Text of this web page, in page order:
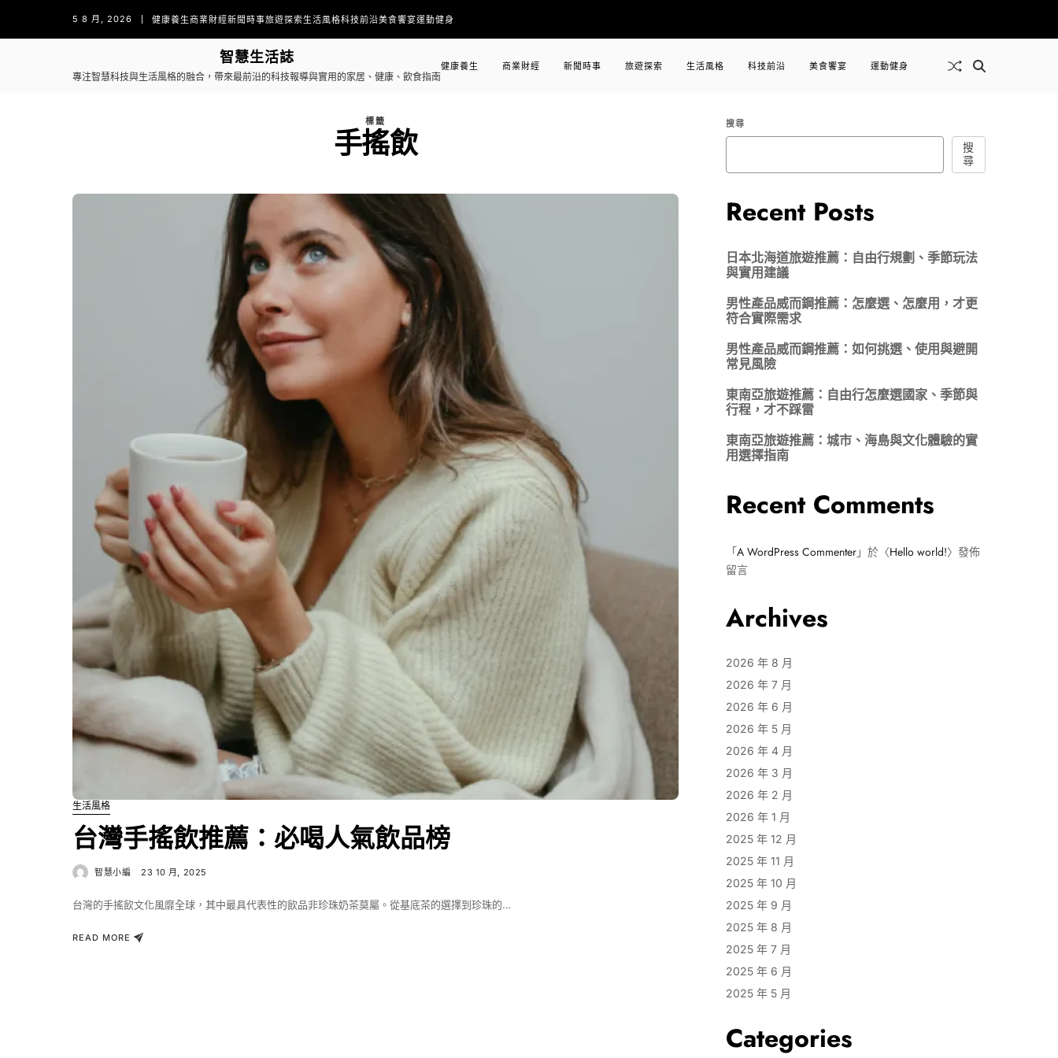
5 8 月, 2026 健康養生商業財經新聞時事旅遊探索生活風格科技前沿美食饗宴運動健身
智慧生活誌
專注智慧科技與生活風格的融合，帶來最前沿的科技報導與實用的家居、健康、飲食指南
健康養生 商業財經 新聞時事 旅遊探索 生活風格 科技前沿 美食饗宴 運動健身
標籤
手搖飲
生活風格
台灣手搖飲推薦：必喝人氣飲品榜
智慧小編 23 10 月, 2025
台灣的手搖飲文化風靡全球，其中最具代表性的飲品非珍珠奶茶莫屬。從基底茶的選擇到珍珠的…
READ MORE
搜尋
搜
尋
Recent Posts
日本北海道旅遊推薦：自由行規劃、季節玩法
與實用建議
男性產品威而鋼推薦：怎麼選、怎麼用，才更
符合實際需求
男性產品威而鋼推薦：如何挑選、使用與避開
常見風險
東南亞旅遊推薦：自由行怎麼選國家、季節與
行程，才不踩雷
東南亞旅遊推薦：城市、海島與文化體驗的實
用選擇指南
Recent Comments
「A WordPress Commenter 」於〈Hello world!〉發佈
留言
Archives
2026 年 8 月
2026 年 7 月
2026 年 6 月
2026 年 5 月
2026 年 4 月
2026 年 3 月
2026 年 2 月
2026 年 1 月
2025 年 12 月
2025 年 11 月
2025 年 10 月
2025 年 9 月
2025 年 8 月
2025 年 7 月
2025 年 6 月
2025 年 5 月
Categories